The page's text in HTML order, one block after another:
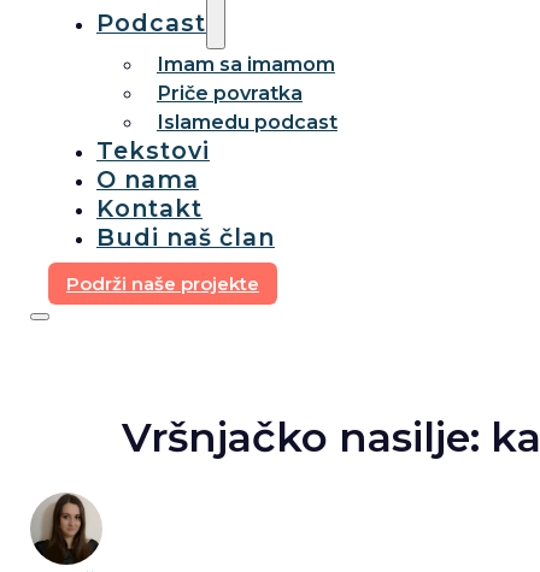
Podcast
Imam sa imamom
Priče povratka
Islamedu podcast
Tekstovi
O nama
Kontakt
Budi naš član
Podrži naše projekte
Vršnjačko nasilje: